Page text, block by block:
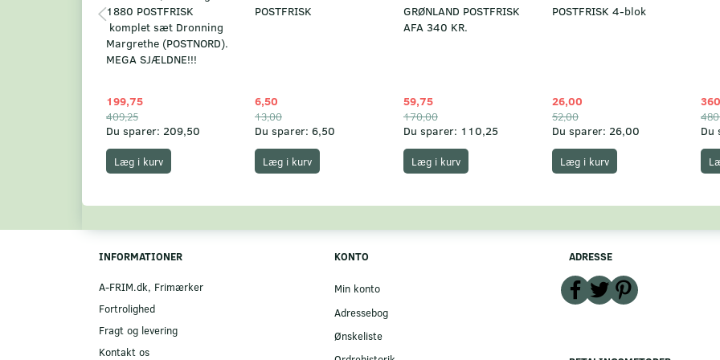
1880 POSTFRISK
komplet sæt Dronning
Margrethe (POSTNORD).
MEGA SJÆLDNE!!!
199,75
409,25
Du sparer: 209,50
Læg i kurv
POSTFRISK
6,50
13,00
Du sparer: 6,50
Læg i kurv
GRØNLAND POSTFRISK
AFA 340 KR.
59,75
170,00
Du sparer: 110,25
Læg i kurv
POSTFRISK 4-blok
26,00
52,00
Du sparer: 26,00
Læg i kurv
Du
INFORMATIONER
A-FRIM.dk, Frimærker
Fortrolighed
Fragt og levering
Kontakt os
KONTO
Min konto
Adressebog
Ønskeliste
ADRESSE